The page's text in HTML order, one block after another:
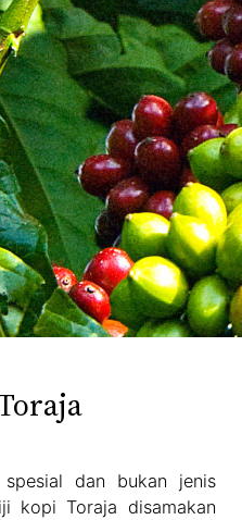
dan bukan jenis
kopi Toraja disamakan